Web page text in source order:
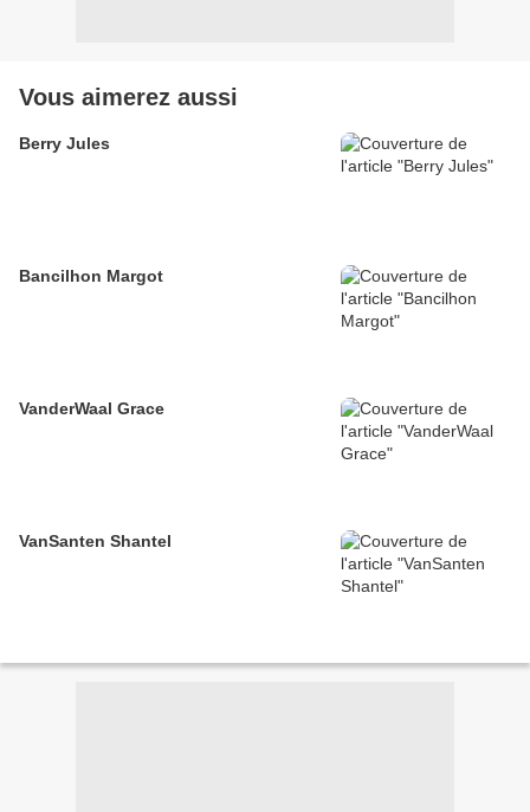
Vous aimerez aussi
Berry Jules
Bancilhon Margot
VanderWaal Grace
VanSanten Shantel